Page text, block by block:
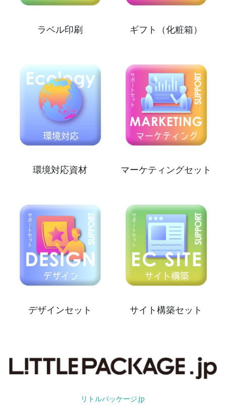
ラベル印刷 ギフト（化粧箱）
環境対応資材 マーケティングセット
デザインセット サイト構築セット
リトルパッケージ.jp